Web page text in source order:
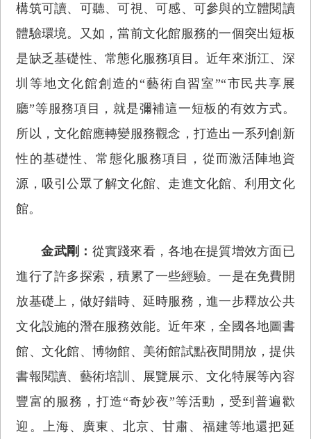
構筑可讀、可聽、可視、可感、可參與的立體閱讀
體驗環境。又如，當前文化館服務的一個突出短板
是缺乏基礎性、常態化服務項目。近年來浙江、深
圳等地文化館創造的“藝術自習室”“市民共享展
廳”等服務項目，就是彌補這一短板的有效方式。
所以，文化館應轉變服務觀念，打造出一系列創新
性的基礎性、常態化服務項目，從而激活陣地資
源，吸引公眾了解文化館、走進文化館、利用文化
館。
金武剛： 從實踐來看，各地在提質增效方面已
進行了許多探索，積累了一些經驗。一是在免費開
放基礎上，做好錯時、延時服務，進一步釋放公共
文化設施的潛在服務效能。近年來，全國各地圖書
館、文化館、博物館、美術館試點夜間開放，提供
書報閱讀、藝術培訓、展覽展示、文化特展等內容
豐富的服務，打造“奇妙夜”等活動，受到普遍歡
迎。上海、廣東、北京、甘肅、福建等地還把延